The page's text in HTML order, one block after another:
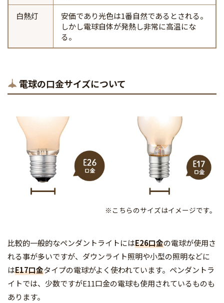
白熱灯
安価であり光色は1番自然であるとされる。
しかし電球自体が発熱し非常に高温にな
る。
電球の口金サイズについて
※こちらのサイズはイメージです。
比較的一般的なペンダントライトにはE26口金の電球が使用さ
れる事が多いですが、ダウンライト照明や小型の照明などに
はE17口金タイプの電球がよく使われています。ペンダントラ
イトでは、少数ですがE11口金の電球も使用されているものも
あります。